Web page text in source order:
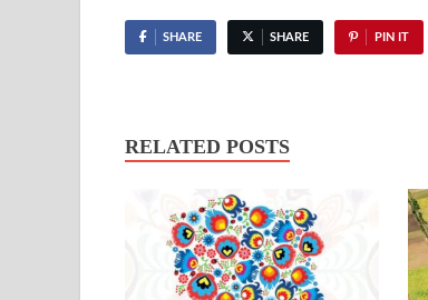
SHARE SHARE PIN IT
RELATED POSTS